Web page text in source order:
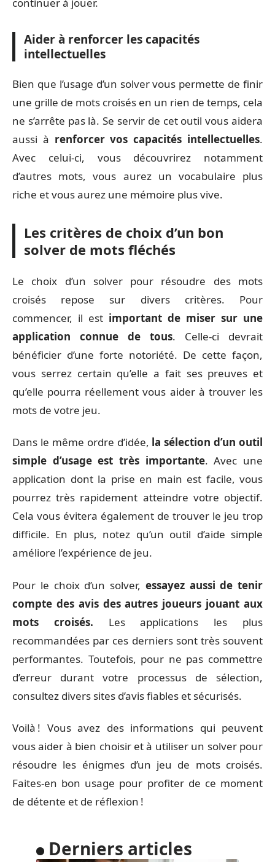
Aider à renforcer les capacités
intellectuelles
Bien que l’usage d’un solver vous permette de finir
une grille de mots croisés en un rien de temps, cela
ne s’arrête pas là. Se servir de cet outil vous aidera
aussi à renforcer vos capacités intellectuelles.
Avec celui-ci, vous découvrirez notamment
d’autres mots, vous aurez un vocabulaire plus
riche et vous aurez une mémoire plus vive.
Les critères de choix d’un bon
solver de mots fléchés
Le choix d’un solver pour résoudre des mots
croisés repose sur divers critères. Pour
commencer, il est important de miser sur une
application connue de tous. Celle-ci devrait
bénéficier d’une forte notoriété. De cette façon,
vous serrez certain qu’elle a fait ses preuves et
qu’elle pourra réellement vous aider à trouver les
mots de votre jeu.
Dans le même ordre d’idée, la sélection d’un outil
simple d’usage est très importante. Avec une
application dont la prise en main est facile, vous
pourrez très rapidement atteindre votre objectif.
Cela vous évitera également de trouver le jeu trop
difficile. En plus, notez qu’un outil d’aide simple
améliore l’expérience de jeu.
Pour le choix d’un solver, essayez aussi de tenir
compte des avis des autres joueurs jouant aux
mots croisés. Les applications les plus
recommandées par ces derniers sont très souvent
performantes. Toutefois, pour ne pas commettre
d’erreur durant votre processus de sélection,
consultez divers sites d’avis fiables et sécurisés.
Voilà ! Vous avez des informations qui peuvent
vous aider à bien choisir et à utiliser un solver pour
résoudre les énigmes d’un jeu de mots croisés.
Faites-en bon usage pour profiter de ce moment
de détente et de réflexion !
Derniers articles